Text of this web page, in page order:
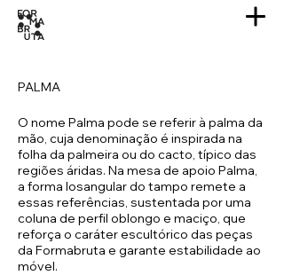
PALMA
O nome Palma pode se referir à palma da
mão, cuja denominação é inspirada na
folha da palmeira ou do cacto, típico das
regiões áridas. Na mesa de apoio Palma,
a forma losangular do tampo remete a
essas referências, sustentada por uma
coluna de perfil oblongo e maciço, que
reforça o caráter escultórico das peças
da Formabruta e garante estabilidade ao
móvel.